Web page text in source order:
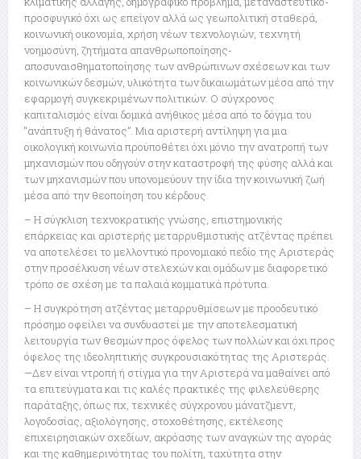
προσφυγικό όχι ως επείγον αλλά ως γεωπολιτική σταθερά,
κοινωνική οικονομία, χρήση νέων τεχνολογιών, τεχνητή
νοημοσύνη, ζητήματα απανθρωποποίησης-
αποσυναισθηματοποίησης των ανθρώπινων σχέσεων και των
κοινωνικών δεσμών, υλικότητα των δικαιωμάτων μέσα από την
εφαρμογή συγκεκριμένων πολιτικών. Ο σύγχρονος
καπιταλισμός είναι δομικά ανήθικος μέσα από το δόγμα του
“ανάπτυξη ή θάνατος”. Μια αριστερή αντίληψη για μια
οικολογική κοινωνία προϋποθέτει όχι μόνιο την ανατροπή των
μηχανισμών που οδηγούν στην καταστροφή της φύσης αλλά και
των μηχανισμών που υπονομεύουν την ίδια την κοινωνική ζωή
μέσα από την θεοποίηση του κέρδους.
– Η σύγκλιση τεχνοκρατικής γνώσης, επιστημονικής
επάρκειας και αριστερής μεταρρυθμιστικής ατζέντας πρέπει
να αποτελέσει το μελλοντικό προνομιακό πεδίο της Αριστεράς
στην προσέλκυση νέων στελεχών και ομάδων με διαφορετικό
τρόπο σε σχέση με τα παλαιά κομματικά πρότυπα.
– Η συγκρότηση ατζέντας μεταρρυθμίσεων με προοδευτικό
πρόσημο οφείλει να συνδυαστεί με την αποτελεσματική
λειτουργία των θεσμών προς όφελος των πολλών και όχι προς
όφελος της ιδεοληπτικής συγκρουσιακότητας της Αριστεράς.
—Δεν είναι ντροπή ή στίγμα για την Αριστερά να μαθαίνει από
τα επιτεύγματα και τις καλές πρακτικές της φιλελεύθερης
παράταξης, όπως πχ, τεχνικές σύγχρονου μάνατζμεντ,
λογοδοσίας, αξιολόγησης, στοχοθέτησης, εκτέλεσης
επιχειρησιακών σχεδίων, ακρόασης των αναγκών της αγοράς
και της καθημερινότητας του πολίτη, ταχύτητα στην